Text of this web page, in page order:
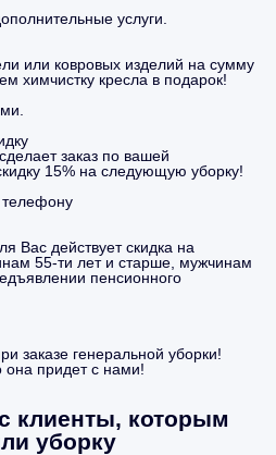
услуги.
или ковровых изделий на сумму
химчистку кресла в подарок!
заказ по вашей
15% на следующую уборку!
телефону
Вас действует скидка на
55-ти лет и старше, мужчинам
пенсионного
заказе генеральной уборки!
она придет с нами!
клиенты, которым
уборку